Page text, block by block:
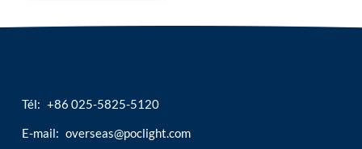
Tél: +86 025-5825-5120
E-mail: overseas@poclight.com